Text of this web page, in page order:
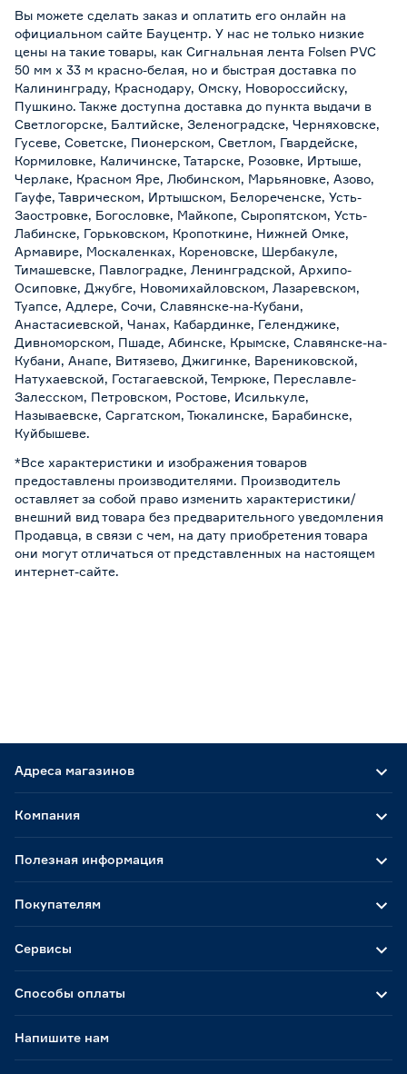
Вы можете сделать заказ и оплатить его онлайн на
официальном сайте Бауцентр. У нас не только низкие
цены на такие товары, как Сигнальная лента Folsen РVC
50 мм х 33 м красно-белая, но и быстрая доставка по
Калининграду, Краснодару, Омску, Новороссийску,
Пушкино. Также доступна доставка до пункта выдачи в
Светлогорске, Балтийске, Зеленоградске, Черняховске,
Гусеве, Советске, Пионерском, Светлом, Гвардейске,
Кормиловке, Каличинске, Татарске, Розовке, Иртыше,
Черлаке, Красном Яре, Любинском, Марьяновке, Азово,
Гауфе, Таврическом, Иртышском, Белореченске, Усть-
Заостровке, Богословке, Майкопе, Сыропятском, Усть-
Лабинске, Горьковском, Кропоткине, Нижней Омке,
Армавире, Москаленках, Кореновске, Шербакуле,
Тимашевске, Павлоградке, Ленинградской, Архипо-
Осиповке, Джубге, Новомихайловском, Лазаревском,
Туапсе, Адлере, Сочи, Славянске-на-Кубани,
Анастасиевской, Чанах, Кабардинке, Геленджике,
Дивноморском, Пшаде, Абинске, Крымске, Славянске-на-
Кубани, Анапе, Витязево, Джигинке, Варениковской,
Натухаевской, Гостагаевской, Темрюке, Переславле-
Залесском, Петровском, Ростове, Исилькуле,
Называевске, Саргатском, Тюкалинске, Барабинске,
Куйбышеве.
*Все характеристики и изображения товаров
предоставлены производителями. Производитель
оставляет за собой право изменить характеристики/
внешний вид товара без предварительного уведомления
Продавца, в связи с чем, на дату приобретения товара
они могут отличаться от представленных на настоящем
интернет-сайте.
Адреса магазинов
Способы оплаты
Компания
Полезная информация
Покупателям
Сервисы
Напишите нам